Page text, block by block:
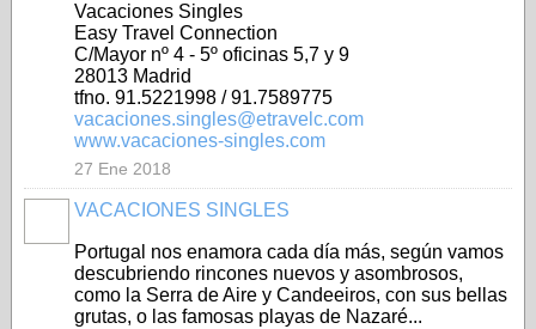
Vacaciones Singles
Easy Travel Connection
C/Mayor nº 4 - 5º oficinas 5,7 y 9
28013 Madrid
tfno. 91.5221998 / 91.7589775
vacaciones.singles@etravelc.com
www.vacaciones-singles.com
27 Ene 2018
VACACIONES SINGLES
Portugal nos enamora cada día más, según vamos
descubriendo rincones nuevos y asombrosos,
como la Serra de Aire y Candeeiros, con sus bellas
grutas, o las famosas playas de Nazaré...